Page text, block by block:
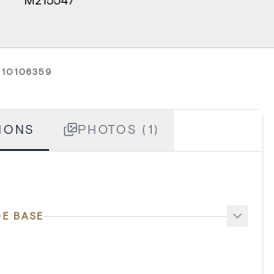
10106359
PHOTOS (1)
BASE